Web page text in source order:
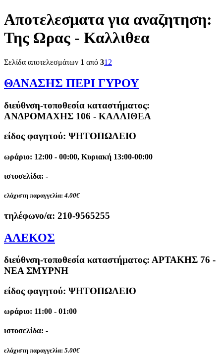
Αποτελεσματα για αναζητηση:
Της Ωρας - Καλλιθεα
Σελίδα αποτελεσμάτων 1 από 31 2
ΘΑΝΑΣΗΣ ΠΕΡΙ ΓΥΡΟΥ
διεύθνση-τοποθεσία καταστήματος:
ΑΝΔΡΟΜΑΧΗΣ 106 - ΚΑΛΛΙΘΕΑ
είδος φαγητού: ΨΗΤΟΠΩΛΕΙΟ
ωράριο: 12:00 - 00:00, Κυριακή 13:00-00:00
ιστοσελίδα: -
ελάχιστη παραγγελία: 4.00€
τηλέφωνο/α: 210-9565255
ΑΛΕΚΟΣ
διεύθνση-τοποθεσία καταστήματος: ΑΡΤΑΚΗΣ 76 -
ΝΕΑ ΣΜΥΡΝΗ
είδος φαγητού: ΨΗΤΟΠΩΛΕΙΟ
ωράριο: 11:00 - 01:00
ιστοσελίδα: -
ελάχιστη παραγγελία: 5.00€